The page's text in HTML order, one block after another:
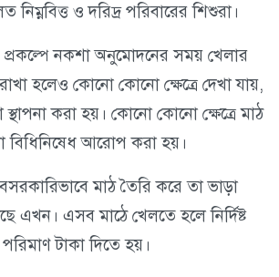
ও দরিদ্র পরিবারের শিশুরা।
নকশা অনুমোদনের সময় খেলার
হলেও কোনো কোনো ক্ষেত্রে দেখা যায়,
করা হয়। কোনো কোনো ক্ষেত্রে মাঠ
বিধিনিষেধ আরোপ করা হয়।
মাঠ তৈরি করে তা ভাড়া
এখন। এসব মাঠে খেলতে হলে নির্দিষ্ট
পরিমাণ টাকা দিতে হয়।